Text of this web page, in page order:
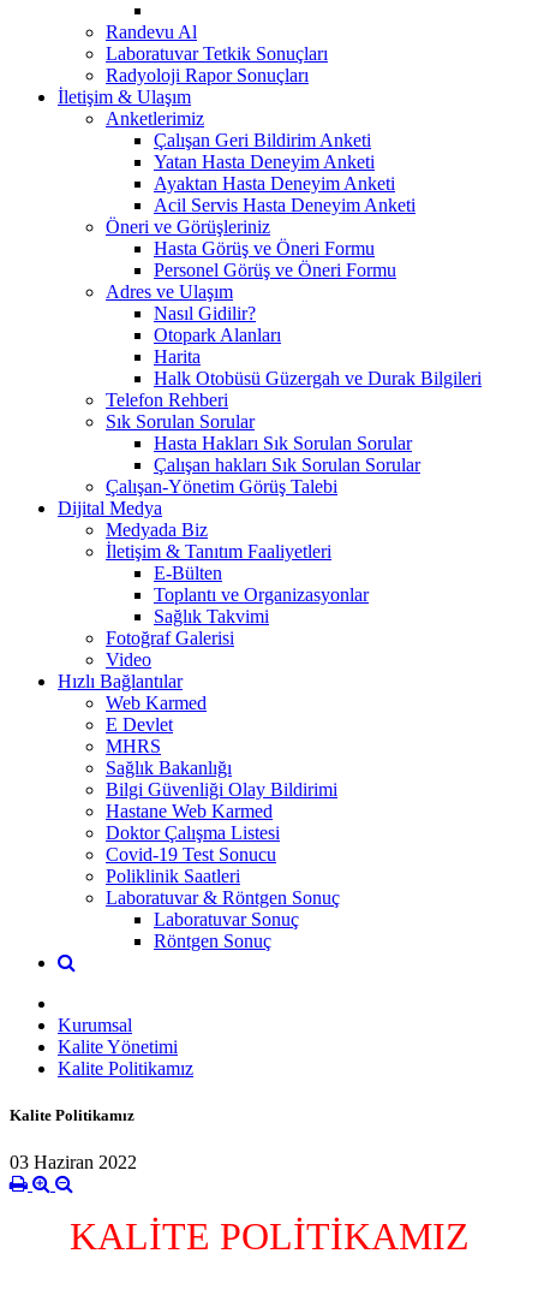
Randevu Al
Laboratuvar Tetkik Sonuçları
Radyoloji Rapor Sonuçları
İletişim & Ulaşım
Anketlerimiz
Çalışan Geri Bildirim Anketi
Yatan Hasta Deneyim Anketi
Ayaktan Hasta Deneyim Anketi
Acil Servis Hasta Deneyim Anketi
Öneri ve Görüşleriniz
Hasta Görüş ve Öneri Formu
Personel Görüş ve Öneri Formu
Adres ve Ulaşım
Nasıl Gidilir?
Otopark Alanları
Harita
Halk Otobüsü Güzergah ve Durak Bilgileri
Telefon Rehberi
Sık Sorulan Sorular
Hasta Hakları Sık Sorulan Sorular
Çalışan hakları Sık Sorulan Sorular
Çalışan-Yönetim Görüş Talebi
Dijital Medya
Medyada Biz
İletişim & Tanıtım Faaliyetleri
E-Bülten
Toplantı ve Organizasyonlar
Sağlık Takvimi
Fotoğraf Galerisi
Video
Hızlı Bağlantılar
Web Karmed
E Devlet
MHRS
Sağlık Bakanlığı
Bilgi Güvenliği Olay Bildirimi
Hastane Web Karmed
Doktor Çalışma Listesi
Covid-19 Test Sonucu
Poliklinik Saatleri
Laboratuvar & Röntgen Sonuç
Laboratuvar Sonuç
Röntgen Sonuç
Kurumsal
Kalite Yönetimi
Kalite Politikamız
Kalite Politikamız
03 Haziran 2022
KALİTE POLİTİKAMIZ